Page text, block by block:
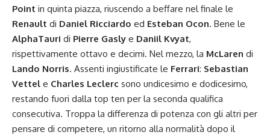
Point in quinta piazza, riuscendo a beffare nel finale le
Renault di Daniel Ricciardo ed Esteban Ocon. Bene le
AlphaTauri di Pierre Gasly e Daniil Kvyat,
rispettivamente ottavo e decimi. Nel mezzo, la McLaren di
Lando Norris. Assenti ingiustificate le Ferrari: Sebastian
Vettel e Charles Leclerc sono undicesimo e dodicesimo,
restando fuori dalla top ten per la seconda qualifica
consecutiva. Troppa la differenza di potenza con gli altri per
pensare di competere, un ritorno alla normalità dopo il